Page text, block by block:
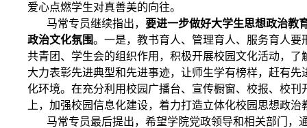
爱心点燃学生对真善美的向往。
马常专员继续指出， 要进一步做好大学生思想政治教
政治文化氛围。一是，教书育人、管理育人、服务育人要
共青团、学生会的组织作用，积极开展校园文化活动，了
大力表彰先进典型和先进事迹，让师生学有榜样，赶有先
化环境。在充分利用校园广播台、宣传橱窗、校报、校刊
上，加强校园信息化建设，着力打造立体化校园思想政治
马常专员最后提出，希望学院党政领导和相关部门，